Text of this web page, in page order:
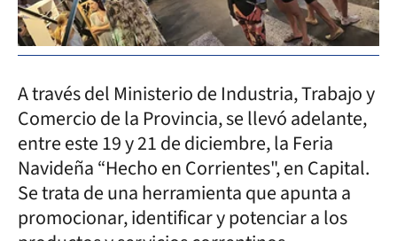
A través del Ministerio de Industria, Trabajo y
Comercio de la Provincia, se llevó adelante,
entre este 19 y 21 de diciembre, la Feria
Navideña “Hecho en Corrientes", en Capital.
Se trata de una herramienta que apunta a
promocionar, identificar y potenciar a los